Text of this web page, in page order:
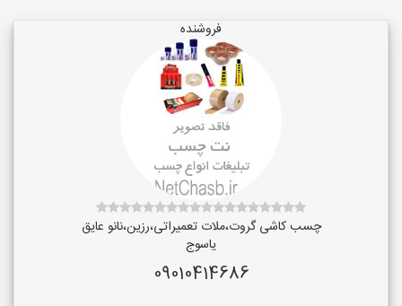
فروشنده
چسب کاشی گروت،ملات تعمیراتی،رزین،نانو عایق
یاسوج
09010414686